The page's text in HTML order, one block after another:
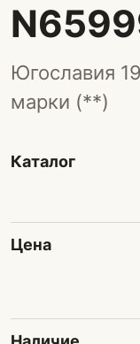
Югославия
марки (**)
Каталог
Цена